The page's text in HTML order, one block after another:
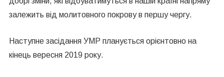
залежить від молитовного покрову в першу чергу.
Наступне засідання УМР планується орієнтовно на
кінець вересня 2019 року.